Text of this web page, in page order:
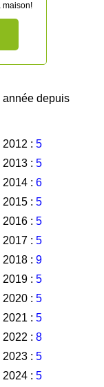
maison!
année depuis
2012 : 5
2013 : 5
2014 : 6
2015 : 5
2016 : 5
2017 : 5
2018 : 9
2019 : 5
2020 : 5
2021 : 5
2022 : 8
2023 : 5
2024 : 5